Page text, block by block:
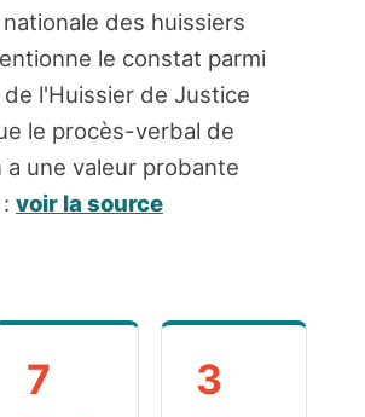
des huissiers
le constat parmi
l'Huissier de Justice
le procès-verbal de
une valeur probante
voir la source
7 3